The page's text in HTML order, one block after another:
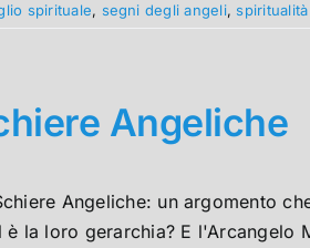
spirituale, segni degli angeli,spiritualità
Angeliche
Angeliche: un argomento
è la loro gerarchia? E l'Arcangelo